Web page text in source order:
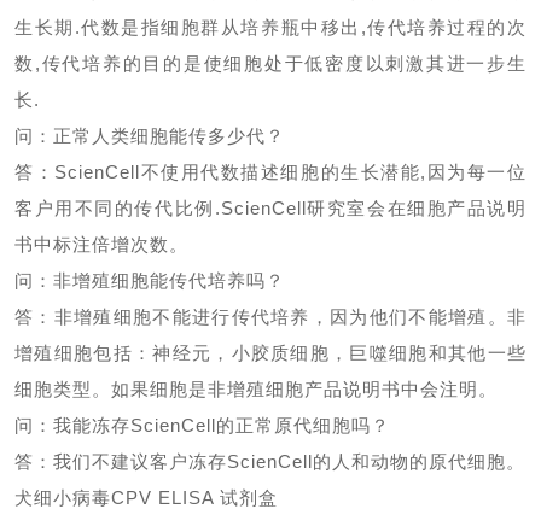
生长期 .代数是指细胞群从培养瓶中移出 ,传代培养过程的次
数 ,传代培养的目的是使细胞处于低密度以刺激其进一步生
长.
问：正常人类细胞能传多少代？
答： ScienCell不使用代数描述细胞的生长潜能, 因为每一位
客户用不同的传代比例 .ScienCell研究室会在细胞产品说明
书中标注倍增次数。
问：非增殖细胞能传代培养吗？
答：非增殖细胞不能进行传代培养，因为他们不能增殖。非
增殖细胞包括：神经元，小胶质细胞，巨噬细胞和其他一些
细胞类型。如果细胞是非增殖细胞产品说明书中会注明。
问：我能冻存ScienCell的正常原代细胞吗？
答：我们不建议客户冻存ScienCell的人和动物的原代细胞。
犬细小病毒CPV ELISA 试剂盒